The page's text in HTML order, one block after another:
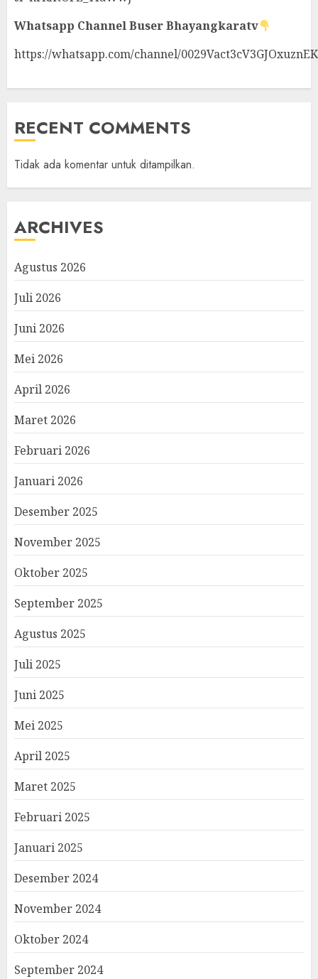
Whatsapp ChannelBuser Bhayangkaratv
https://whatsapp.com/channel/
RECENT COMMENTS
Tidak ada komentar untuk ditampilkan.
ARCHIVES
Agustus 2026
Juli 2026
Juni 2026
Mei 2026
April 2026
Maret 2026
Februari 2026
Januari 2026
Desember 2025
November 2025
Oktober 2025
September 2025
Agustus 2025
Juli 2025
Juni 2025
Mei 2025
April 2025
Maret 2025
Februari 2025
Januari 2025
Desember 2024
November 2024
Oktober 2024
September 2024